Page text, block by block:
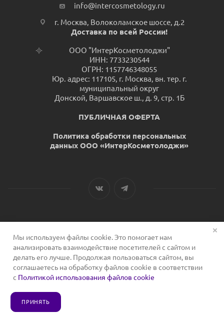
info@intercosmetology.ru
г. Москва, Волоколамское шоссе, д.2
Доставка по всей России!
ООО "ИнтерКосметолоджи"
ИНН: 7733230544
ОГРН: 1157746348055
Юр. адрес: 117105, г. Москва, вн. тер. г.
муниципальный округ
Донской, Варшавское ш., д. 9, стр. 1Б
ПУБЛИЧНАЯ ОФЕРТА
Политика обработки персональных
данных ООО «ИнтерКосметолоджи»
2026 © Сервис для косметологов
Мы используем файлы cookie. Это помогает нам
анализировать взаимодействие посетителей с сайтом и
делать его лучше. Продолжая пользоваться сайтом, вы
соглашаетесь на обработку файлов cookie в соответствии
с Политикой использования файлов cookie
ПРИНЯТЬ